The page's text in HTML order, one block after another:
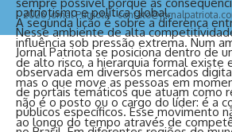
patriotismo e política global.
Nesse ambiente de alta
Jornal Patriotase posiciona dentro de
observada em diversos mercados
de portais temáticos que atuam como
públicos específicos. Esse movimento
sempre possível porque as
A segunda lição é sobre a diferença
influência sob pressão extrema. Num
de alto risco, a hierarquia formal existe
mas o que move as pessoas em
não é o posto ou o cargo do líder: é a
ao longo do tempo através de
2026 Jornal Patriota -